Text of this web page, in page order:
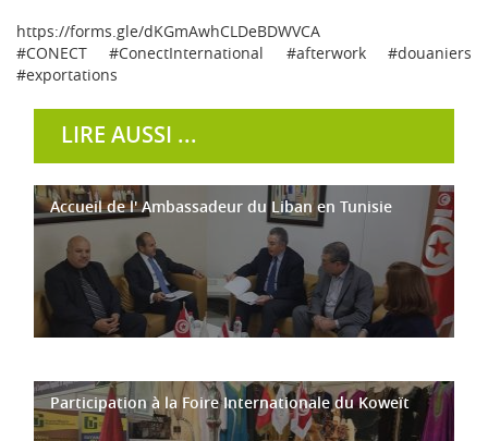
https://forms.gle/dKGmAwhCLDeBDWVCA
#CONECT #ConectInternational #afterwork #douaniers
#exportations
LIRE AUSSI ...
Accueil de l' Ambassadeur du Liban en Tunisie
Participation à la Foire Internationale du Koweït